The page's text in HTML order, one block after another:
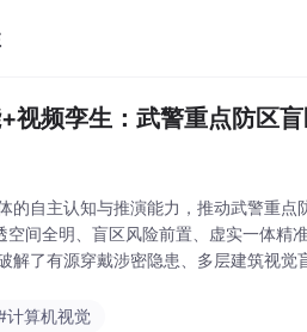
视频孪生：武警重点防区
的自主认知与推演能力，推动武警重点
空间全明、盲区风险前置、虚实一体精
解了有源穿戴涉密隐患、多层建筑视觉
计算机视觉